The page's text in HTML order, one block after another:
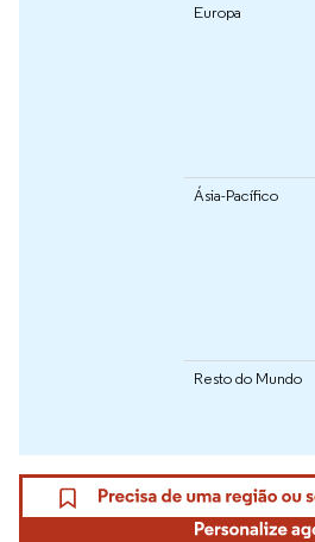
Europa
Ásia-Pacífico
Resto do Mundo